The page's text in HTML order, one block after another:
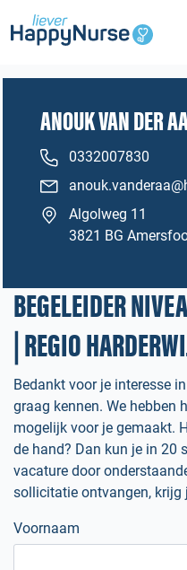
ANOUK VAN DER
0332007830
Algolweg 11
3821 BG
BEGELEIDER
| REGIO
Bedankt voor je interesse
graag kennen. We hebben
mogelijk voor je gemaakt.
de hand? Dan kun je in 20
vacature door
sollicitatie ontvangen, krijg
Voornaam